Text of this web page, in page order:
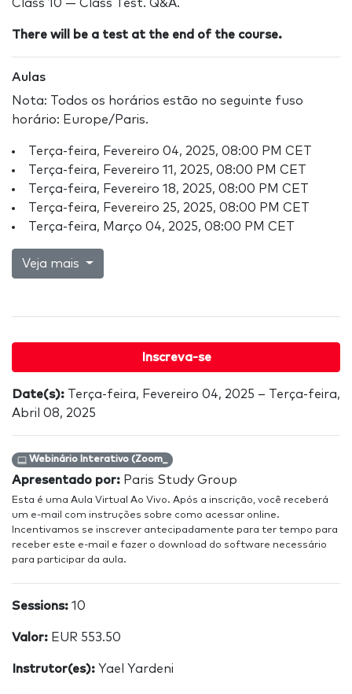
Class 10 — Class Test. Q&A.
There will be a test at the end of the course.
Aulas
Nota: Todos os horários estão no seguinte fuso
horário: Europe/Paris.
Terça-feira, Fevereiro 04, 2025, 08:00 PM CET
Terça-feira, Fevereiro 11, 2025, 08:00 PM CET
Terça-feira, Fevereiro 18, 2025, 08:00 PM CET
Terça-feira, Fevereiro 25, 2025, 08:00 PM CET
Terça-feira, Março 04, 2025, 08:00 PM CET
Veja mais
Inscreva-se
Date(s): Terça-feira, Fevereiro 04, 2025 – Terça-feira,
Abril 08, 2025
Webinário Interativo (Zoom_
Apresentado por: Paris Study Group
Esta é uma Aula Virtual Ao Vivo. Após a inscrição, você receberá
um e-mail com instruções sobre como acessar online.
Incentivamos se inscrever antecipadamente para ter tempo para
receber este e-mail e fazer o download do software necessário
para participar da aula.
Sessions: 10
Valor: EUR 553.50
Instrutor(es): Yael Yardeni